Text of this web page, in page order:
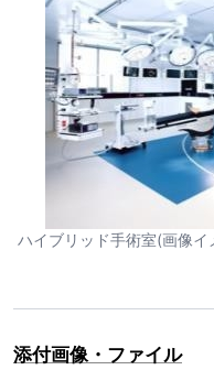
ハイブリッド手術室(画像
添付画像・ファイル